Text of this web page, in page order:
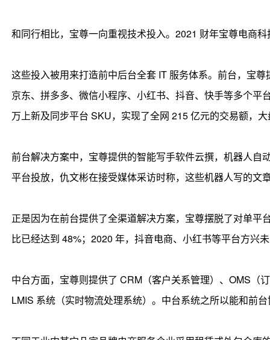
和同行相比，宝尊一向重视技术投入。2021 财年宝尊电商
这些投入被用来打造前中后台全套 IT 服务体系。前台，宝
京东、拼多多、微信小程序、小红书、抖音、快手等多个
万上新及同步平台 SKU，实现了全网 215 亿元的交易额，
前台解决方案中，宝尊提供的智能写手软件云撰，机器人
平台投放，仇文彬在接受媒体采访时称，这些机器人写的
正是因为在前台提供了全渠道解决方案，宝尊摆脱了对单
比已经达到 48%；2020 年，抖音电商、小红书等平台方兴
中台方面，宝尊则提供了 CRM（客户关系管理）、OMS（
LMIS 系统（实时物流处理系统）。中台系统之所以能和前